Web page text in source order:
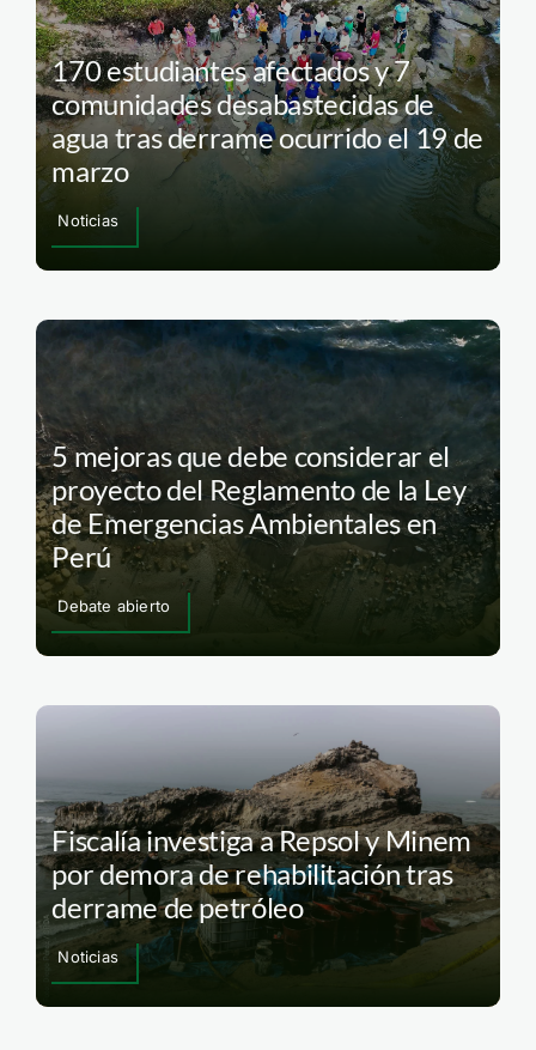
170 estudiantes afectados y 7
comunidades desabastecidas de
agua tras derrame ocurrido el 19 de
marzo
Noticias
5 mejoras que debe considerar el
proyecto del Reglamento de la Ley
de Emergencias Ambientales en
Perú
Debate abierto
Fiscalía investiga a Repsol y Minem
por demora de rehabilitación tras
derrame de petróleo
Noticias